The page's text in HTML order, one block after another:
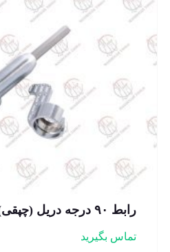
رابط ۹۰ درجه دریل (چپقی)
تماس بگیرید